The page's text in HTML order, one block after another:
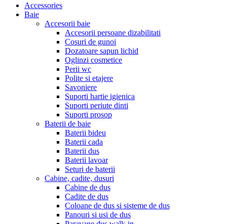
Accessories
Baie
Accesorii baie
Accesorii persoane dizabilitati
Cosuri de gunoi
Dozatoare sapun lichid
Oglinzi cosmetice
Perii wc
Polite si etajere
Savoniere
Suporti hartie igienica
Suporti periute dinti
Suporti prosop
Baterii de baie
Baterii bideu
Baterii cada
Baterii dus
Baterii lavoar
Seturi de baterii
Cabine, cadite, dusuri
Cabine de dus
Cadite de dus
Coloane de dus si sisteme de dus
Panouri si usi de dus